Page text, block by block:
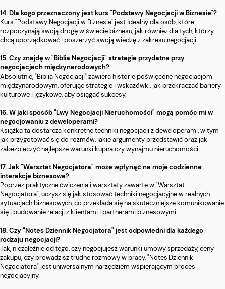
14. Dla kogo przeznaczony jest kurs "Podstawy Negocjacji w Biznesie"?
Kurs "Podstawy Negocjacji w Biznesie" jest idealny dla osób, które
rozpoczynają swoją drogę w świecie biznesu, jak również dla tych, którzy
chcą uporządkować i poszerzyć swoją wiedzę z zakresu negocjacji.
15. Czy znajdę w "Biblia Negocjacji" strategie przydatne przy
negocjacjach międzynarodowych?
Absolutnie, "Biblia Negocjacji" zawiera historie poświęcone negocjacjom
międzynarodowym, oferując strategie i wskazówki, jak przekraczać bariery
kulturowe i językowe, aby osiągać sukcesy.
16. W jaki sposób "Lwy Negocjacji Nieruchomości" mogą pomóc mi w
negocjowaniu z deweloperami?
Książka ta dostarcza konkretne techniki negocjacji z deweloperami, w tym
jak przygotować się do rozmów, jakie argumenty przedstawić oraz jak
zabezpieczyć najlepsze warunki kupna czy wynajmu nieruchomości.
17. Jak "Warsztat Negocjatora" może wpłynąć na moje codzienne
interakcje biznesowe?
Poprzez praktyczne ćwiczenia i warsztaty zawarte w "Warsztat
Negocjatora", uczysz się jak stosować techniki negocjacyjne w realnych
sytuacjach biznesowych, co przekłada się na skuteczniejsze komunikowanie
się i budowanie relacji z klientami i partnerami biznesowymi.
18. Czy "Notes Dziennik Negocjatora" jest odpowiedni dla każdego
rodzaju negocjacji?
Tak, niezależnie od tego, czy negocjujesz warunki umowy sprzedaży, ceny
zakupu, czy prowadzisz trudne rozmowy w pracy, "Notes Dziennik
Negocjatora" jest uniwersalnym narzędziem wspierającym proces
negocjacyjny.